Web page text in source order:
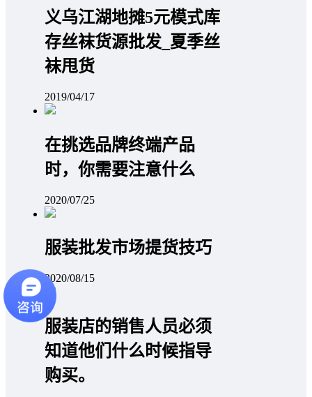
义乌江湖地摊5元模式库
存丝袜货源批发_夏季丝
袜甩货
2019/04/17
在挑选品牌终端产品
时，你需要注意什么
2020/07/25
服装批发市场提货技巧
2020/08/15
服装店的销售人员必须
知道他们什么时候指导
购买。